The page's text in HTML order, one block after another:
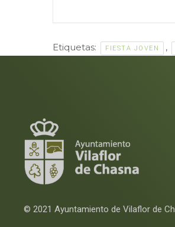
Etiquetas: FIESTA JOVEN ,
© 2021 Ayuntamiento de Vilaflor de